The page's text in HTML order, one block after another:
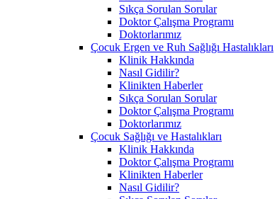
Sıkça Sorulan Sorular
Doktor Çalışma Programı
Doktorlarımız
Çocuk Ergen ve Ruh Sağlığı Hastalıkları
Klinik Hakkında
Nasıl Gidilir?
Klinikten Haberler
Sıkça Sorulan Sorular
Doktor Çalışma Programı
Doktorlarımız
Çocuk Sağlığı ve Hastalıkları
Klinik Hakkında
Doktor Çalışma Programı
Klinikten Haberler
Nasıl Gidilir?